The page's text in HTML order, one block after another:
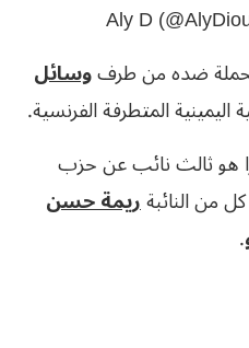
ضده من طرفوسائل
المتطرفة الفرنسية.
ديوارا هو ثالث نائب عن حزب
كل من النائبةريمة حسن
.